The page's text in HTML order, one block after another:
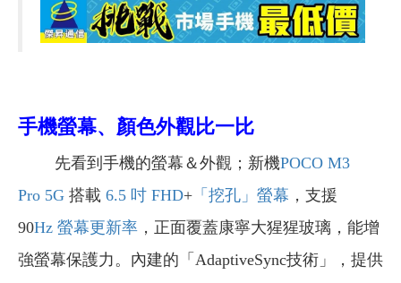
手機螢幕、顏色外觀比一比
先看到手機的螢幕＆外觀；新機POCO M3
Pro 5G 搭載 6.5 吋 FHD+ 「挖孔」螢幕 ，支援
90Hz 螢幕更新率 ，正面覆蓋康寧大猩猩玻璃，能增
強螢幕保護力。內建的「AdaptiveSync技術」，提供